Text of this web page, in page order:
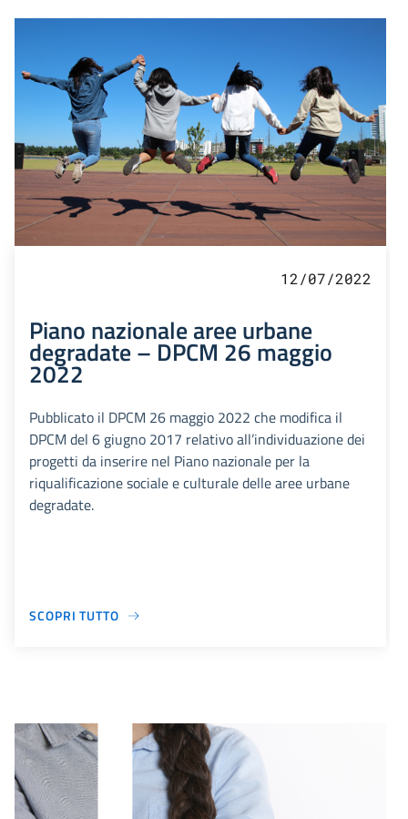
12/07/2022
Piano nazionale aree urbane
degradate – DPCM 26 maggio
2022
Pubblicato il DPCM 26 maggio 2022 che modifica il
DPCM del 6 giugno 2017 relativo all’individuazione dei
progetti da inserire nel Piano nazionale per la
riqualificazione sociale e culturale delle aree urbane
degradate.
SCOPRI TUTTO